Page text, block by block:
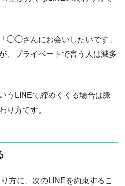
◯◯さんにお会いしたいです」
、プライベートで言う人は滅多
うLINEで締めくくる場合は脈
り方です。
方に、次のLINEを約束するこ